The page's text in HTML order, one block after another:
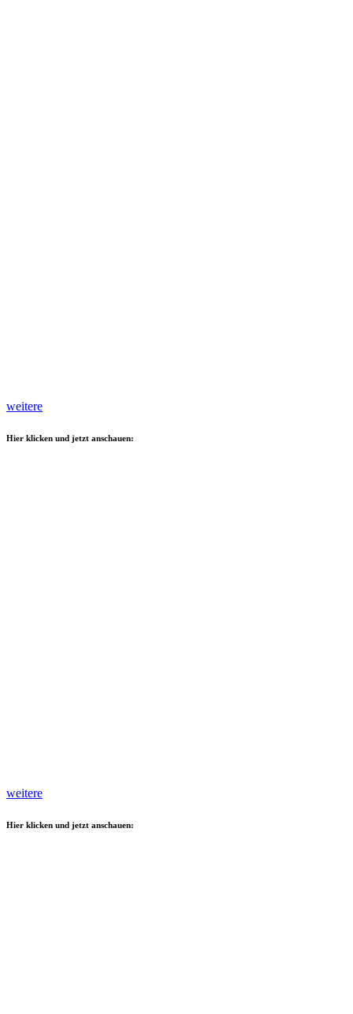
weitere
Hier klicken und jetzt anschauen:
weitere
Hier klicken und jetzt anschauen: